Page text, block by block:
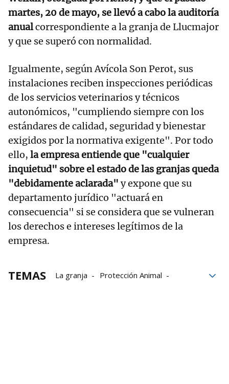
martes, 20 de mayo, se llevó a cabo la auditoría
anualcorrespondiente a la granja de Llucmajor
y que se superó con normalidad.
Igualmente, según Avícola Son Perot, sus
instalaciones reciben inspecciones periódicas
de los servicios veterinarios y técnicos
autonómicos, "cumpliendo siempre con los
estándares de calidad, seguridad y bienestar
exigidos por la normativa exigente". Por todo
ello, la empresa entiende que "cualquier
inquietud" sobre el estado de las granjas queda
"debidamente aclarada" y expone que su
departamento jurídico "actuará en
consecuencia" si se considera que se vulneran
los derechos e intereses legítimos de la
empresa.
TEMAS La granja
Protección Animal